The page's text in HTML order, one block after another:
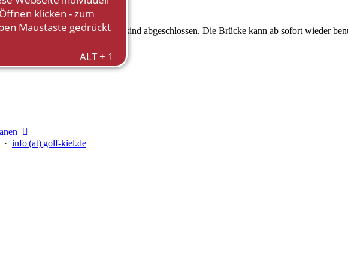
zu TEE 10/von TEE 18 sind abgeschlossen. Die Brücke kann ab sofort wieder

· info (at) golf-kiel.de